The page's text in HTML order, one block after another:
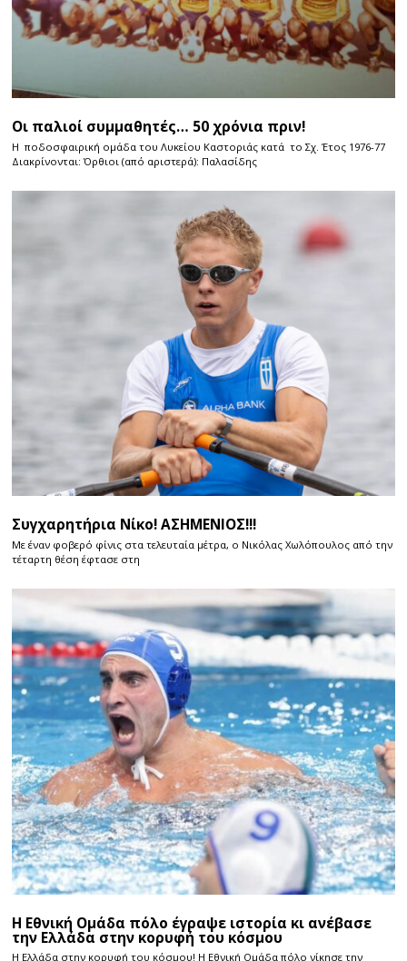
Οι παλιοί συμμαθητές… 50 χρόνια πριν!
Η ποδοσφαιρική ομάδα του Λυκείου Καστοριάς κατά το Σχ. Έτος 1976-77
Διακρίνονται: Όρθιοι (από αριστερά): Παλασίδης
Συγχαρητήρια Νίκο! ΑΣΗΜΕΝΙΟΣ!!!
Με έναν φοβερό φίνις στα τελευταία μέτρα, ο Νικόλας Χωλόπουλος από την
τέταρτη θέση έφτασε στη
Η Εθνική Ομάδα πόλο έγραψε ιστορία κι ανέβασε
την Ελλάδα στην κορυφή του κόσμου
Η Ελλάδα στην κορυφή του κόσμου! Η Εθνική Ομάδα πόλο νίκησε την